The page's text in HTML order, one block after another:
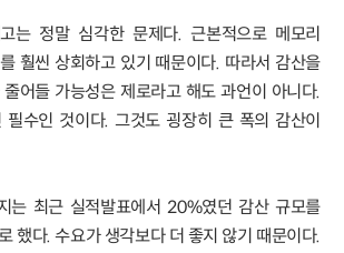
는 정말 심각한 문제다. 근본적으로 메모리
훨씬 상회하고 있기 때문이다. 따라서 감산을
어들 가능성은 제로라고 해도 과언이 아니다.
수인 것이다. 그것도 굉장히 큰 폭의 감산이
는 최근 실적발표에서 20%였던 감산 규모를
했다. 수요가 생각보다 더 좋지 않기 때문이다.